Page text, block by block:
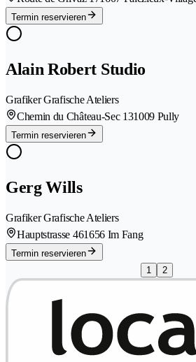
Termin reservieren
Alain Robert Studio
Grafiker Grafische Ateliers
Chemin du Château-Sec 131009 Pully
Termin reservieren
Gerg Wills
Grafiker Grafische Ateliers
Hauptstrasse 461656 Im Fang
Termin reservieren
1
2